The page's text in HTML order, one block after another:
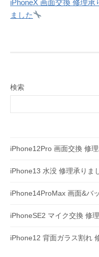
稿
ー
シ
ョ
iPhoneX 画面交換 修理承
ました
検索
iPhone12Pro 画面交換 修
iPhone13 水没 修理承りま
iPhone14ProMax 画面&バ
iPhoneSE2 マイク交換 修
iPhone12 背面ガラス割れ